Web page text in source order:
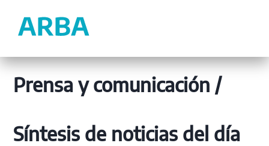
Prensa y comunicación /
Síntesis de noticias del día